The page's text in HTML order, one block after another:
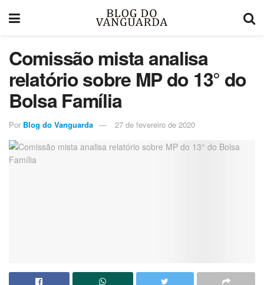
Comissão mista analisa
relatório sobre MP do 13° do
Bolsa Família
Por Blog do Vanguarda 27 de fevereiro de 2020